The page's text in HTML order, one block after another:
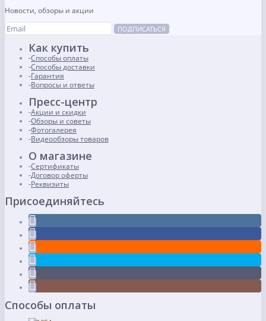
Новости, обзоры и акции
ПОДПИСАТЬСЯ
Как купить
Способы оплаты
Способы доставки
Гарантия
Вопросы и ответы
Пресс-центр
Акции и скидки
Обзоры и советы
Фотогалерея
Видеообзоры товаров
О магазине
Сертификаты
Договор оферты
Реквизиты
Присоединяйтесь
Способы оплаты